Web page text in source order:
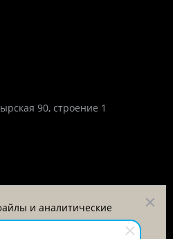
90, строение 1
и аналитические
VK Retargeting) для